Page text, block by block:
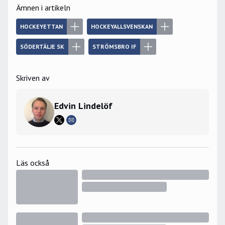
Ämnen i artikeln
HOCKEYETTAN HOCKEYALLSVENSKAN
SÖDERTÄLJE SK STRÖMSBRO IF
Skriven av
Edvin Lindelöf
Läs också